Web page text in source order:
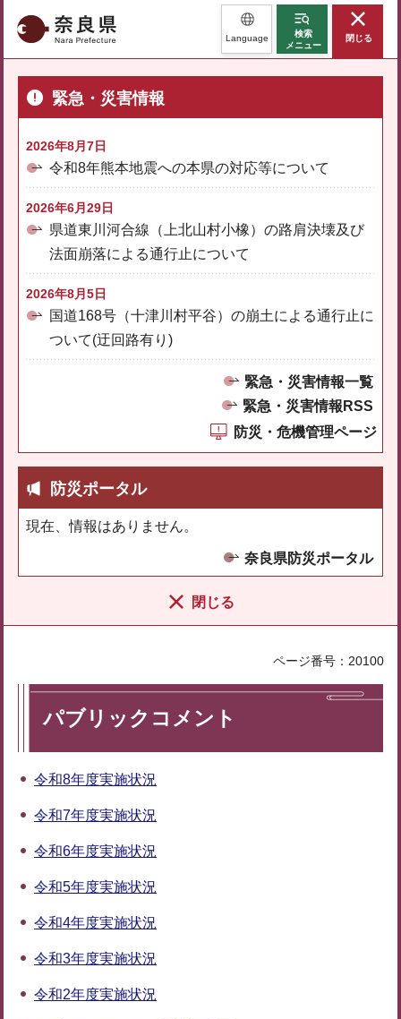
奈良県 Language
検索
メニュー
閉じる
緊急・災害情報
2026年8月7日
令和8年熊本地震への本県の対応等について
2026年6月29日
県道東川河合線（上北山村小橡）の路肩決壊及び
法面崩落による通行止について
2026年8月5日
国道168号（十津川村平谷）の崩土による通行止に
ついて(迂回路有り)
緊急・災害情報一覧
緊急・災害情報RSS
防災・危機管理ページ
防災ポータル
現在、情報はありません。
奈良県防災ポータル
閉じる
ページ番号：20100
パブリックコメント
令和8年度実施状況
令和7年度実施状況
令和6年度実施状況
令和5年度実施状況
令和4年度実施状況
令和3年度実施状況
令和2年度実施状況